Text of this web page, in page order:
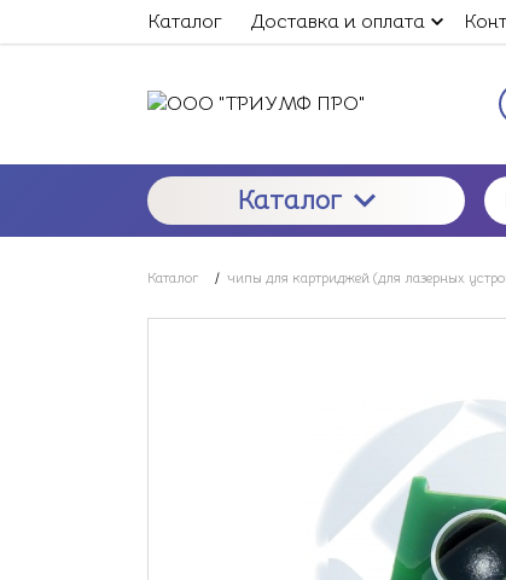
Каталог Доставка и оплата
Каталог
Каталог / чипы для картриджей (для лазерных